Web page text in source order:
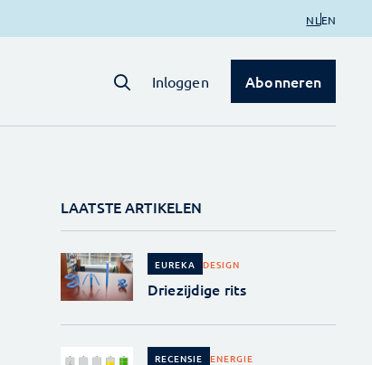
NL EN
Inloggen Abonneren
LAATSTE ARTIKELEN
EUREKA DESIGN
Driezijdige rits
RECENSIE ENERGIE